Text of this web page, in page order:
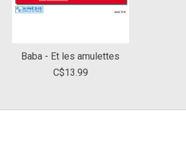
Baba - Et les amulettes
C$13.99